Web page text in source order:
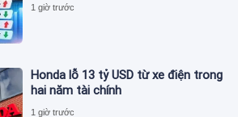
1 giờ trước
Honda lỗ 13 tỷ USD từ xe điện trong
hai năm tài chính
1 giờ trước